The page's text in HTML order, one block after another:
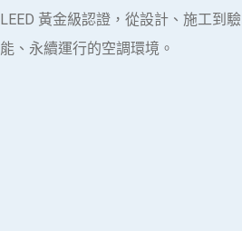
LEED 黃金級認證，從設計、施工到
能、永續運行的空調環境。